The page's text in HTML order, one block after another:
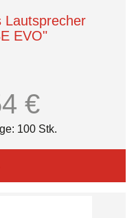
Lautsprecher
EVO"
€
100 Stk.